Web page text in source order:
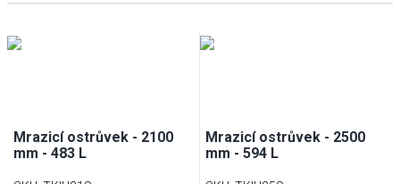
Mrazicí ostrůvek - 2100
mm - 483 L
Mrazicí ostrůvek - 2500
mm - 594 L